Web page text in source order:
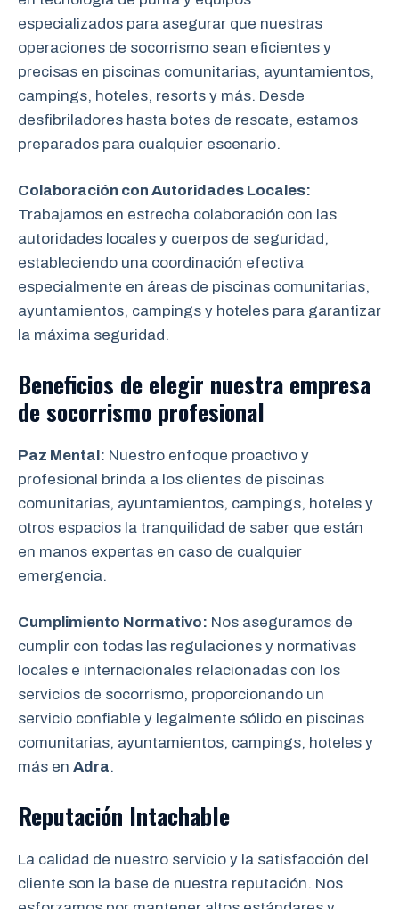
especializados para asegurar que nuestras
operaciones de socorrismo sean eficientes y
precisas en piscinas comunitarias, ayuntamientos,
campings, hoteles, resorts y más. Desde
desfibriladores hasta botes de rescate, estamos
preparados para cualquier escenario.
Colaboración con Autoridades Locales:
Trabajamos en estrecha colaboración con las
autoridades locales y cuerpos de seguridad,
estableciendo una coordinación efectiva
especialmente en áreas de piscinas comunitarias,
ayuntamientos, campings y hoteles para garantizar
la máxima seguridad.
Beneficios de elegir nuestra empresa
de socorrismo profesional
Paz Mental: Nuestro enfoque proactivo y
profesional brinda a los clientes de piscinas
comunitarias, ayuntamientos, campings, hoteles y
otros espacios la tranquilidad de saber que están
en manos expertas en caso de cualquier
emergencia.
Cumplimiento Normativo: Nos aseguramos de
cumplir con todas las regulaciones y normativas
locales e internacionales relacionadas con los
servicios de socorrismo, proporcionando un
servicio confiable y legalmente sólido en piscinas
comunitarias, ayuntamientos, campings, hoteles y
más en Adra.
Reputación Intachable
La calidad de nuestro servicio y la satisfacción del
cliente son la base de nuestra reputación. Nos